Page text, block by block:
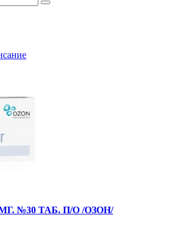
№30 ТАБ. П/О /ОЗОН/